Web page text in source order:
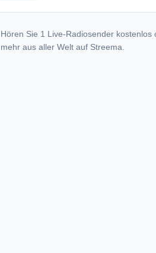
Hören Sie 1 Live-Radiosender
mehr aus aller Welt auf Streema.